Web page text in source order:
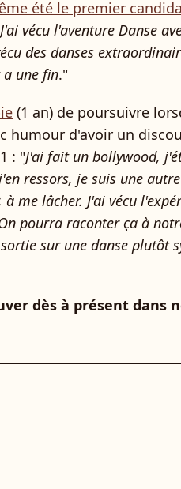
été le premier
J'ai vécu l'aventure Danse
des danses
une fin."
(1 an) de poursuivre
humour d'avoir un
: "J'ai fait un bollywood,
ressors, je suis une
me lâcher. J'ai vécu
pourra raconter ça à
sur une danse plutôt
dès à présent dans